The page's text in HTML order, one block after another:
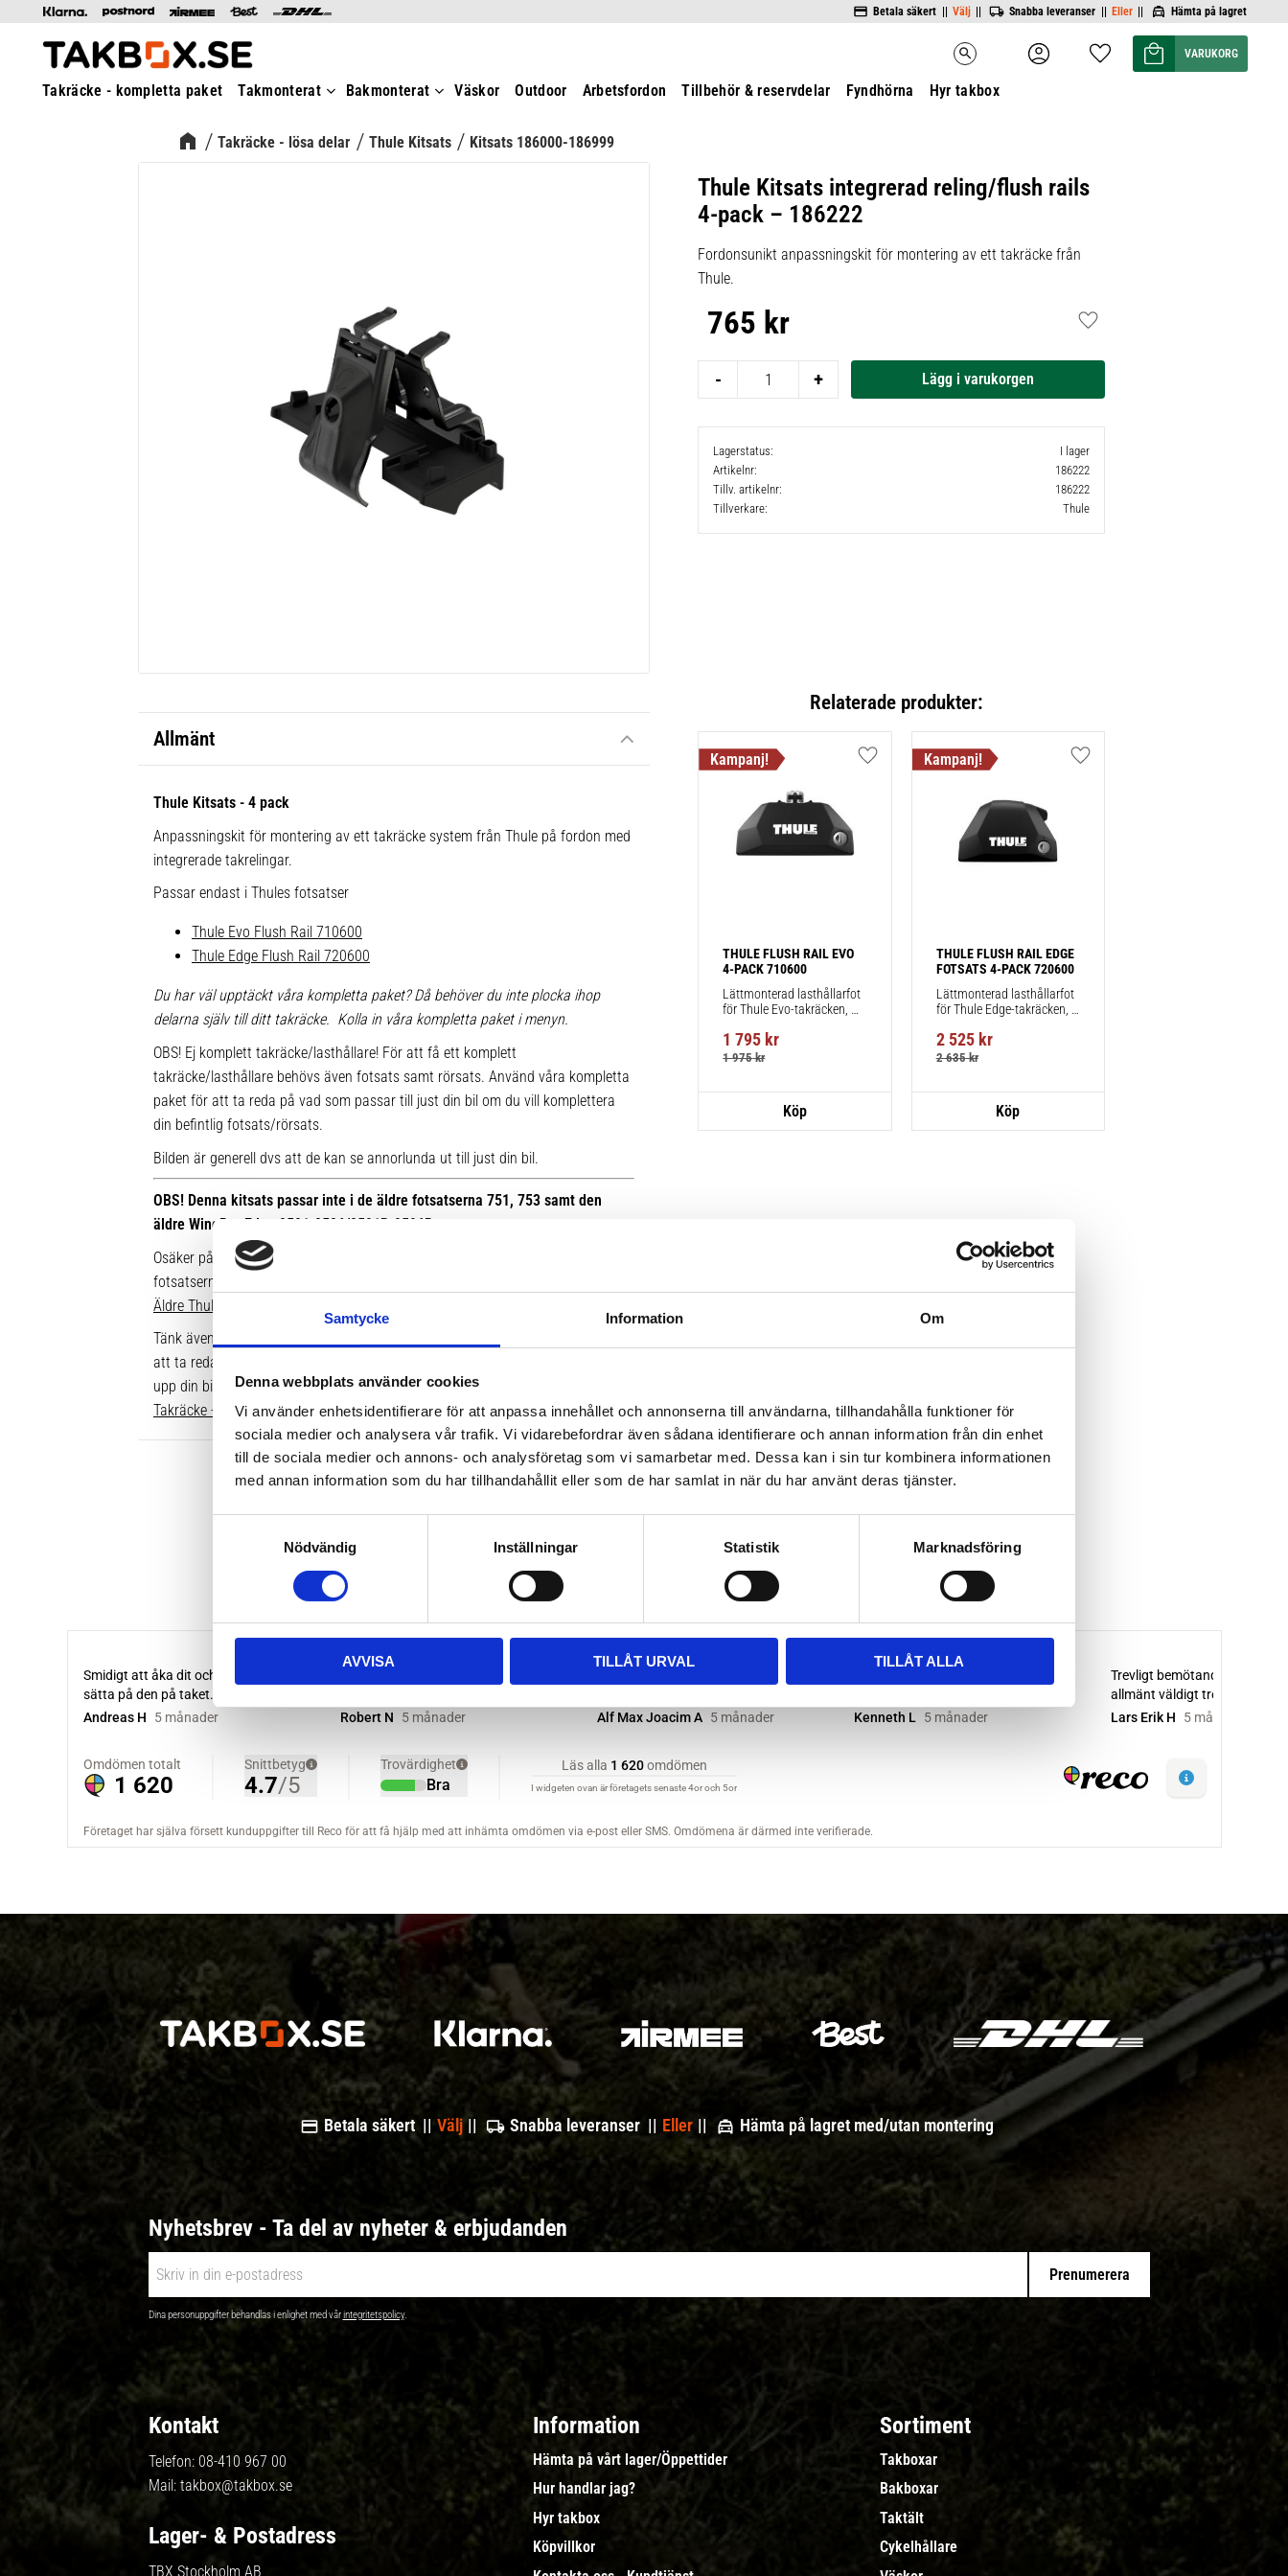
Samtycke Information Om
Denna webbplats använder cookies
Vi använder enhetsidentifierare för att anpassa innehållet och annonserna till användarna, tillhandahålla funktioner för
sociala medier och analysera vår trafik. Vi vidarebefordrar även sådana identifierare och annan information från din enhet
till de sociala medier och annons- och analysföretag som vi samarbetar med. Dessa kan i sin tur kombinera informationen
med annan information som du har tillhandahållit eller som de har samlat in när du har använt deras tjänster.
s
Nödvändig Inställningar Statistik Marknadsföring
AVVISA TILLÅT URVAL TILLÅT ALLA
Betala säkert || Välj || Snabba leveranser || Eller || Hämta på lagret
search Favoriter
Kundvagn
Takräcke - kompletta paket Takmonterat Bakmonterat Väskor Outdoor Arbetsfordon Tillbehör & reservdelar Fyndhörna Hyr takbox
Takräcke - lösa delar Thule Kitsats Kitsats 186000-186999
Thule Kitsats integrerad reling/flush rails
4-pack – 186222
Fordonsunikt anpassningskit för montering av ett takräcke från
Thule.
765 kr
+
-
Lägg till i favoriter
Lagerstatus
I lager
Artikelnr
186222
Tillv. artikelnr
186222
Tillverkare
Thule
Allmänt
Thule Kitsats - 4 pack
Anpassningskit för montering av ett takräcke system från Thule på fordon med
integrerade takrelingar.
Passar endast i Thules fotsatser
Thule Evo Flush Rail 710600
Thule Edge Flush Rail 720600
Du har väl upptäckt våra kompletta paket? Då behöver du inte plocka ihop
delarna själv till ditt takräcke. Kolla in våra kompletta paket i menyn.
OBS! Ej komplett takräcke/lasthållare! För att få ett komplett
takräcke/lasthållare behövs även fotsats samt rörsats. Använd våra kompletta
paket för att ta reda på vad som passar till just din bil om du vill komplettera
din befintlig fotsats/rörsats.
Bilden är generell dvs att de kan se annorlunda ut till just din bil.
OBS! Denna kitsats passar inte i de äldre fotsatserna 751, 753 samt den
äldre WingBar Edge 9591-9596/9591B-9596B.
Osäker på vilken fot du har sedan tidigare? Här kan du se bilder på de äldre
fotsatserna:
Äldre Thule fotsatser som inte går att komplettera med nya kitsatser >>
Tänk även på att dina rör över taket behöver vara i rätt längd. Enklaste sättet
att ta reda på vilken längd du ska ha är att gå till våra kompletta paket, leta
upp din bil. Där ser du enkelt vilken längd som passar.
Takräcke - kompletta paket >>
Relaterade produkter:
THULE FLUSH RAIL EVO
4-PACK 710600
Lättmonterad lasthållarfot
för Thule Evo-takräcken,
reling.
1 795 kr
1 975kr
Lägg till i favoriter
THULE FLUSH RAIL EDGE
FOTSATS 4-PACK 720600
Lättmonterad lasthållarfot
för Thule Edge-takräcken,
reling.
2 525kr
2 635kr
Lägg till i favoriter
Betala säkert || Välj Snabba leveranser || Eller Hämta på lagret med/utan montering
Nyhetsbrev - Ta del av nyheter & erbjudanden
Prenumerera
Dina personuppgifter behandlas i enlighet med vårintegritetspolicy.
Kontakt
Telefon: 08-410 967 00
Mail: takbox@takbox.se
Lager- & Postadress
TBX Stockholm AB
Information
Hämta på vårt lager/Öppettider
Hur handlar jag?
Hyr takbox
Köpvillkor
Sortiment
Takboxar
Bakboxar
Taktält
Cykelhållare